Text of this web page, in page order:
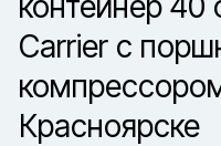
Carrier с
Красноярске